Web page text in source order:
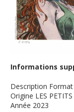
Informations
Description
Origine LES
Année 2023